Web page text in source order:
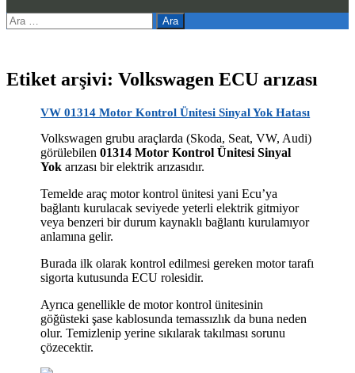
Arama:
Etiket arşivi: Volkswagen ECU arızası
VW 01314 Motor Kontrol Ünitesi Sinyal Yok Hatası
Volkswagen grubu araçlarda (Skoda, Seat, VW, Audi)
görülebilen01314 Motor Kontrol Ünitesi Sinyal
Yok arızası bir elektrik arızasıdır.
Temelde araç motor kontrol ünitesi yani Ecu’ya
bağlantı kurulacak seviyede yeterli elektrik gitmiyor
veya benzeri bir durum kaynaklı bağlantı kurulamıyor
anlamına gelir.
Burada ilk olarak kontrol edilmesi gereken motor tarafı
sigorta kutusunda ECU rolesidir.
Ayrıca genellikle de motor kontrol ünitesinin
göğüsteki şase kablosunda temassızlık da buna neden
olur. Temizlenip yerine sıkılarak takılması sorunu
çözecektir.